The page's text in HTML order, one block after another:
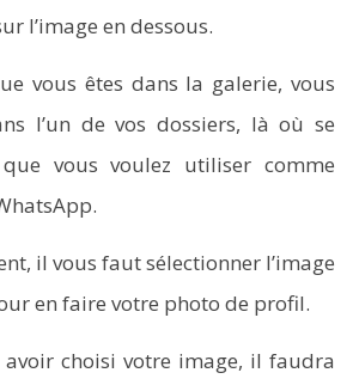
l’image en dessous.
vous êtes dans la galerie, vous
l’un de vos dossiers, là où se
vous voulez utiliser comme
il vous faut sélectionner l’image
en faire votre photo de profil.
avoir choisi votre image, il faudra